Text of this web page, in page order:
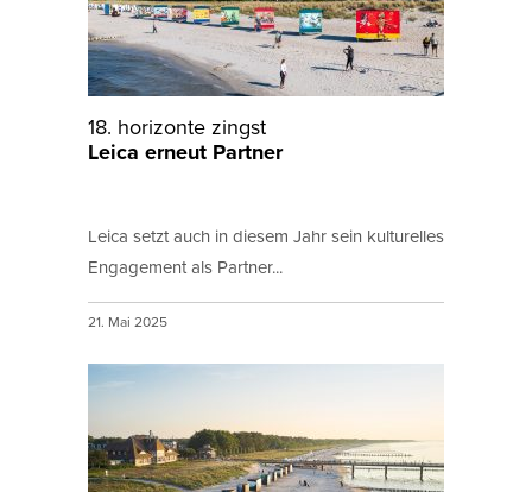
18. horizonte zingst
Leica erneut Partner
Leica setzt auch in diesem Jahr sein kulturelles
Engagement als Partner...
21. Mai 2025